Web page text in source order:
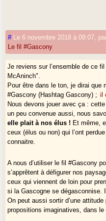
# Le 6 novembre 2018 à 09:07
Le fil #Gascony
Je reviens sur l’ensemble de ce
McAninch".
Pour être dans le ton, je dirai que
#Gascony (Hashtag Gascony) ; il
Nous devons jouer avec ça :
un peu convenue aussi, nous
elle plait à nos élus ! Et même,
ceux (élus ou non) qui l’ont
connaitre.
A nous d’utiliser le fil #Gascony
s’apprêtent à défigurer nos
ceux qui viennent de loin pour
si la Gascogne se dégasconnise.
On peut aussi sortir d’une
propositions imaginatives, dans le